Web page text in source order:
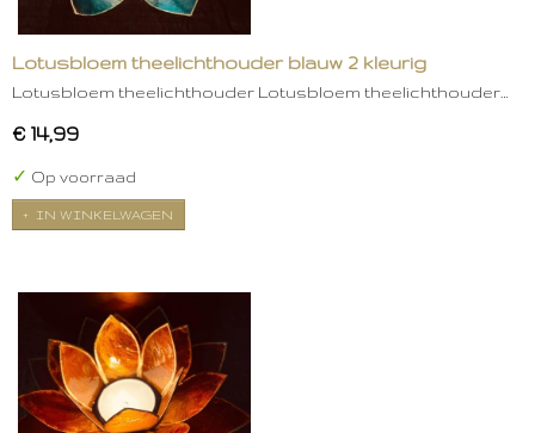
Lotusbloem theelichthouder blauw 2 kleurig
Lotusbloem theelichthouder Lotusbloem theelichthouder…
€ 14,99
✓ Op voorraad
IN WINKELWAGEN